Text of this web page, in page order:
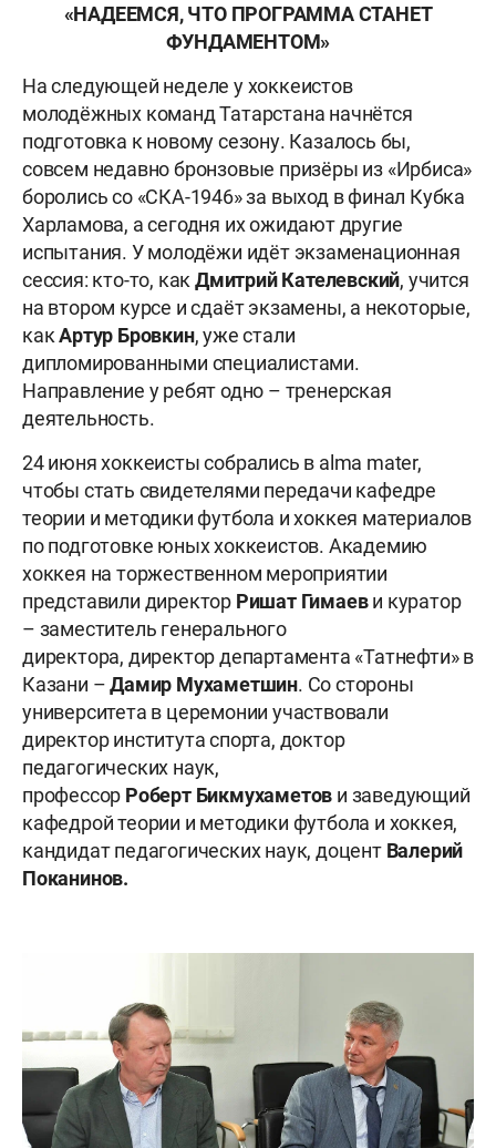
«НАДЕЕМСЯ, ЧТО ПРОГРАММА СТАНЕТ
ФУНДАМЕНТОМ»
На следующей неделе у хоккеистов
молодёжных команд Татарстана начнётся
подготовка к новому сезону. Казалось бы,
совсем недавно бронзовые призёры из «Ирбиса»
боролись со «СКА-1946» за выход в финал Кубка
Харламова, а сегодня их ожидают другие
испытания. У молодёжи идёт экзаменационная
сессия: кто-то, как Дмитрий Кателевский, учится
на втором курсе и сдаёт экзамены, а некоторые,
какАртур Бровкин, уже стали
дипломированными специалистами.
Направление у ребят одно – тренерская
деятельность.
24 июня хоккеисты собрались в alma mater,
чтобы стать свидетелями передачи кафедре
теории и методики футбола и хоккея материалов
по подготовке юных хоккеистов. Академию
хоккея на торжественном мероприятии
представили директор Ришат Гимаеви куратор
– заместитель генерального
директора, директор департамента «Татнефти» в
Казани –Дамир Мухаметшин. Со стороны
университета в церемонии участвовали
директор института спорта, доктор
педагогических наук,
профессор Роберт Бикмухаметов и заведующий
кафедрой теории и методики футбола и хоккея,
кандидат педагогических наук, доцент Валерий
Поканинов.